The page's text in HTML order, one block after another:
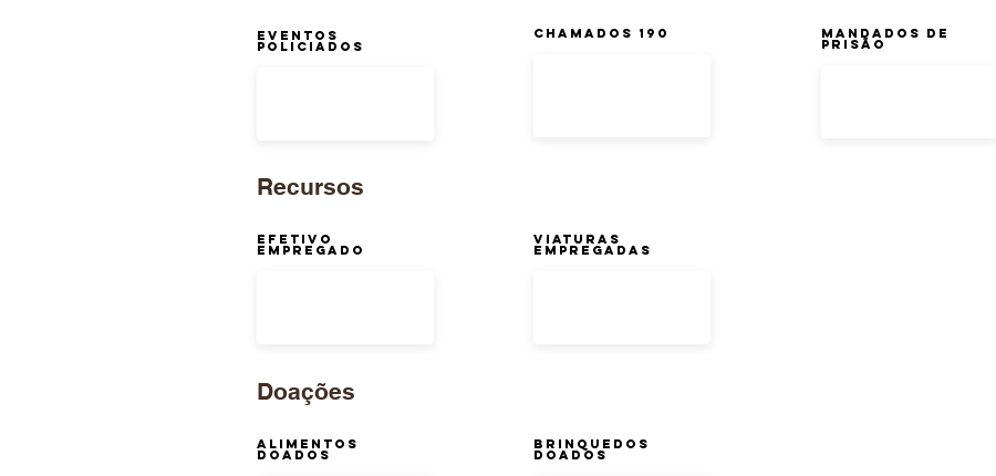
Eventos
Policiados
Chamados 190 Mandados de
Prisão
Recursos
Efetivo
Empregado
Viaturas
Empregadas
Doações
Alimentos
Doados
Brinquedos
doados